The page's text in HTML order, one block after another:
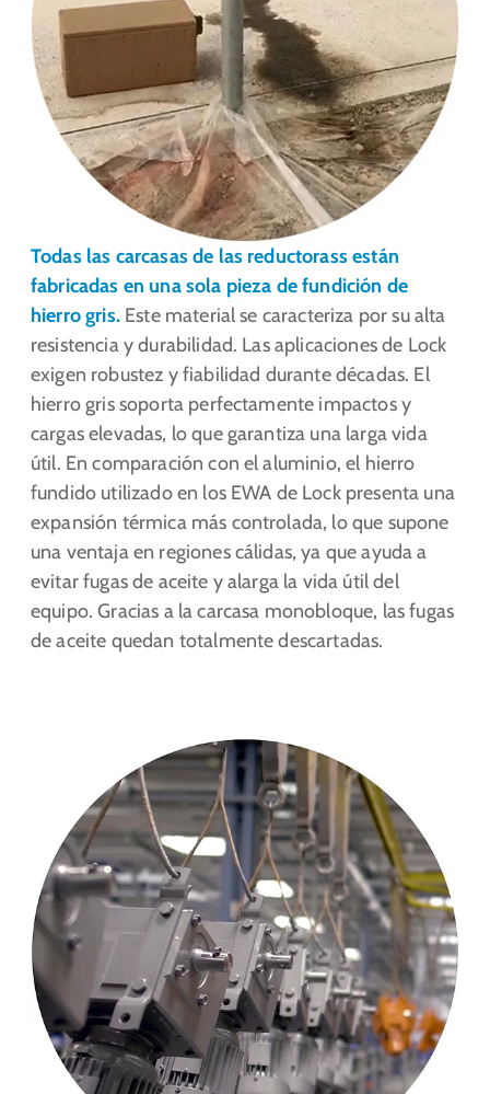
Todas las carcasas de las reductorass están
fabricadas en una sola pieza de fundición de
hierro gris.Este material se caracteriza por su alta
resistencia y durabilidad. Las aplicaciones de Lock
exigen robustez y fiabilidad durante décadas. El
hierro gris soporta perfectamente impactos y
cargas elevadas, lo que garantiza una larga vida
útil. En comparación con el aluminio, el hierro
fundido utilizado en los EWA de Lock presenta una
expansión térmica más controlada, lo que supone
una ventaja en regiones cálidas, ya que ayuda a
evitar fugas de aceite y alarga la vida útil del
equipo. Gracias a la carcasa monobloque, las fugas
de aceite quedan totalmente descartadas.